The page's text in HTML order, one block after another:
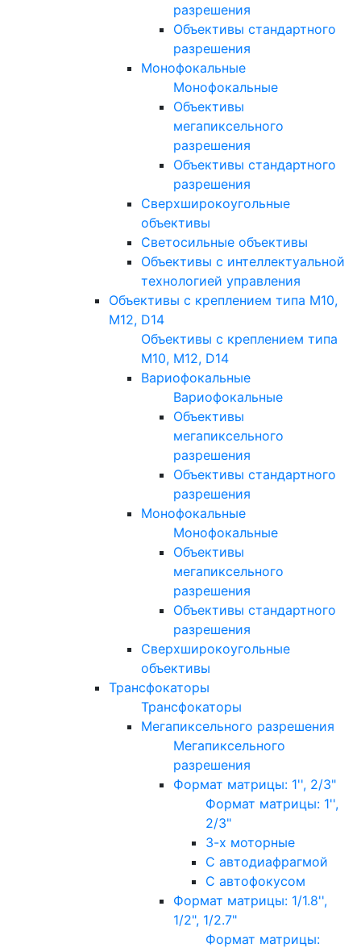
разрешения
Объективы стандартного
разрешения
Монофокальные
Монофокальные
Объективы
мегапиксельного
разрешения
Объективы стандартного
разрешения
Сверхширокоугольные
объективы
Светосильные объективы
Объективы с интеллектуальной
технологией управления
Объективы с креплением типа M10,
M12, D14
Объективы с креплением типа
M10, M12, D14
Вариофокальные
Вариофокальные
Объективы
мегапиксельного
разрешения
Объективы стандартного
разрешения
Монофокальные
Монофокальные
Объективы
мегапиксельного
разрешения
Объективы стандартного
разрешения
Сверхширокоугольные
объективы
Трансфокаторы
Трансфокаторы
Мегапиксельного разрешения
Мегапиксельного
разрешения
Формат матрицы: 1'', 2/3"
Формат матрицы: 1'',
2/3"
3-х моторные
С автодиафрагмой
С автофокусом
Формат матрицы: 1/1.8'',
1/2", 1/2.7"
Формат матрицы: